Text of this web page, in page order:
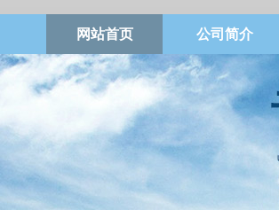
网站首页 公司简介